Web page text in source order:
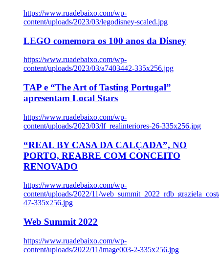
https://www.ruadebaixo.com/wp-
content/uploads/2023/03/legodisney-scaled.jpg
LEGO comemora os 100 anos da Disney
https://www.ruadebaixo.com/wp-
content/uploads/2023/03/a7403442-335x256.jpg
TAP e “The Art of Tasting Portugal”
apresentam Local Stars
https://www.ruadebaixo.com/wp-
content/uploads/2023/03/lf_realinteriores-26-335x256.jpg
“REAL BY CASA DA CALÇADA”, NO
PORTO, REABRE COM CONCEITO
RENOVADO
https://www.ruadebaixo.com/wp-
content/uploads/2022/11/
47-335x256.jpg
Web Summit 2022
https://www.ruadebaixo.com/wp-
content/uploads/2022/11/image003-2-335x256.jpg